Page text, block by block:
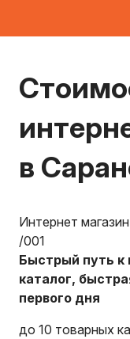
в
Интернет магазин
/001
Быстрый путь к
каталог,
первого дня
до 10 товарных